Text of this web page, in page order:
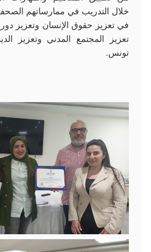
خلال التدريب في ممارساتهم
في تعزيز حقوق الإنسان وتعزيز
تعزيز المجتمع المدني وتعزيز
تونس.